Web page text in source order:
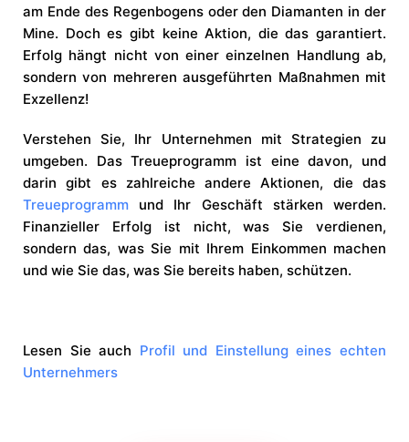
am Ende des Regenbogens oder den Diamanten in der
Mine. Doch es gibt keine Aktion, die das garantiert.
Erfolg hängt nicht von einer einzelnen Handlung ab,
sondern von mehreren ausgeführten Maßnahmen mit
Exzellenz!
Verstehen Sie, Ihr Unternehmen mit Strategien zu
umgeben. Das Treueprogramm ist eine davon, und
darin gibt es zahlreiche andere Aktionen, die das
Treueprogramm und Ihr Geschäft stärken werden.
Finanzieller Erfolg ist nicht, was Sie verdienen,
sondern das, was Sie mit Ihrem Einkommen machen
und wie Sie das, was Sie bereits haben, schützen.
Lesen Sie auch Profil und Einstellung eines echten
Unternehmers